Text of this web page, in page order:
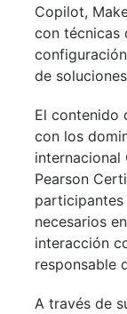
Copilot,
con técnicas
de
El contenido
con los
internacional
Pearson
necesarios
interacción
responsable
A través de